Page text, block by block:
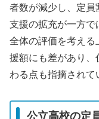
者数が減少し、定員
支援の拡充が一方で
全体の評価を考える
援額にも差があり、
わる点も指摘されて
公立高校の定